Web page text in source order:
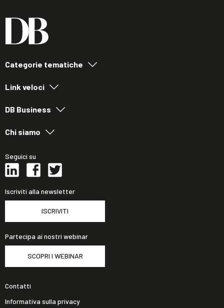
Categorie tematiche
Link veloci
DB Business
Chi siamo
Seguici su
Iscriviti alla newsletter
ISCRIVITI
Partecipa ai nostri webinar
SCOPRI I WEBINAR
Contatti
Informativa sulla privacy